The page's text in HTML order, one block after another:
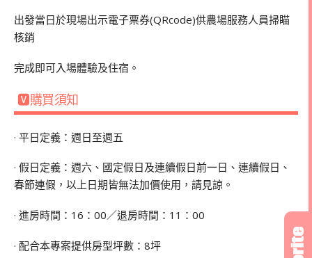
出發當日於現場出示電子票券(QRcode)供農場服務人員掃瞄
核銷
完成即可入場體驗及住宿。
🆅購買須知
· 平日定義：週日至週五
· 假日定義：週六、國定假日及連續假日前一日、連續假日、
春節連假，以上日期皆無法加價使用，請見諒。
· 進房時間：16：00／退房時間：11：00
· 配合本專案提供房型坪數：8坪